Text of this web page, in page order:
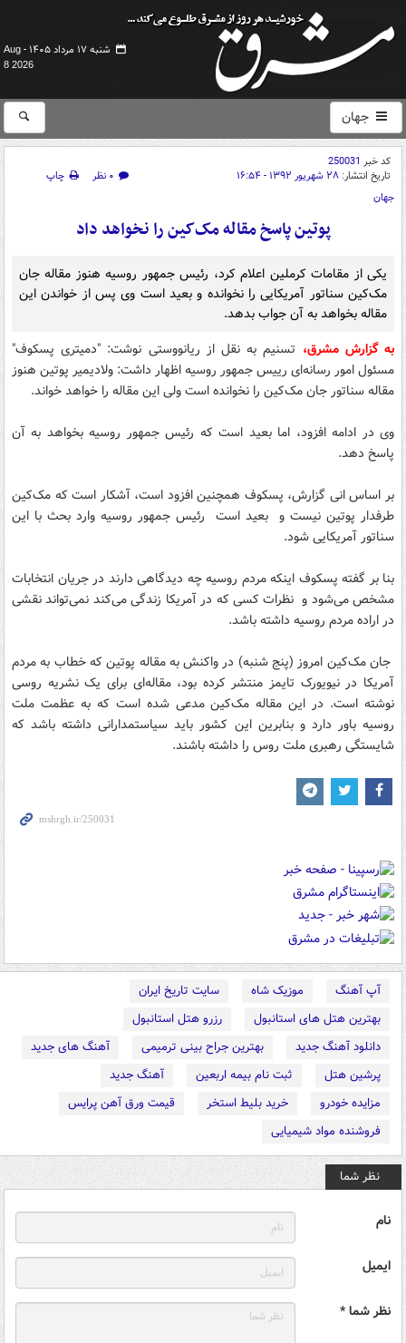
شنبه ۱۷ مرداد ۱۴۰۵ -
Aug
8 2026
جهان
کد خبر 250031
تاریخ انتشار: ۲۸ شهریور ۱۳۹۲ - ۱۶:۵۴ ۰ نظر
چاپ
جهان
پوتین پاسخ مقاله مک‌کین را نخواهد داد
یکی از مقامات کرملین اعلام کرد، رئیس جمهور روسیه هنوز مقاله جان
مک‌کین سناتور آمریکایی را نخوانده و بعید است وی پس از خواندن این
مقاله بخواهد به آن جواب بدهد.
به گزارش مشرق، تسنیم به نقل از ریانووستی نوشت: "دمیتری پسکوف"
مسئول امور رسانه‌ای رییس جمهور روسیه اظهار داشت: ولادیمیر پوتین هنوز
مقاله سناتور جان مک‌کین را نخوانده است ولی این مقاله را خواهد خواند.
وی در ادامه افزود، اما بعید است که رئیس جمهور روسیه بخواهد به آن
پاسخ دهد.
بر اساس انی گزارش، پسکوف همچنین افزود است، آشکار است که مک‌کین
طرفدار پوتین نیست و بعید است رئیس جمهور روسیه وارد بحث با این
سناتور آمریکایی شود.
بنا بر گفته پسکوف اینکه مردم روسیه چه دیدگاهی دارند در جریان انتخابات
مشخص می‌شود و نظرات کسی که در آمریکا زندگی می‌کند نمی‌تواند نقشی
در اراده مردم روسیه داشته باشد.
جان مک‌کین امروز (پنج شنبه) در واکنش به مقاله پوتین که خطاب به مردم
آمریکا در نیویورک تایمز منتشر کرده بود، مقاله‌ای برای یک نشریه روسی
نوشته است. در این مقاله مک‌کین مدعی شده است که به عظمت ملت
روسیه باور دارد و بنابرین این کشور باید سیاستمدارانی داشته باشد که
شایستگی رهبری ملت روس را داشته باشند.
آپ آهنگ موزیک شاه
سایت تاریخ ایران
بهترین هتل های استانبول
رزرو هتل استانبول
دانلود آهنگ جدید
بهترین جراح بینی ترمیمی
آهنگ های جدید
پرشین هتل
ثبت نام بیمه اربعین
آهنگ جدید
مزایده خودرو
خرید بلیط استخر
قیمت ورق آهن پرایس
فروشنده مواد شیمیایی
نظر شما
نام
ایمیل
نظر شما *